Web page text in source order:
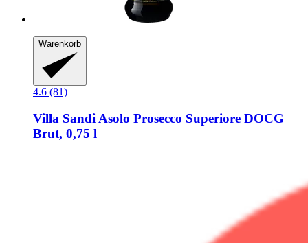
Warenkorb
4.6 (81)
Villa Sandi Asolo Prosecco Superiore DOCG
Brut, 0,75 l